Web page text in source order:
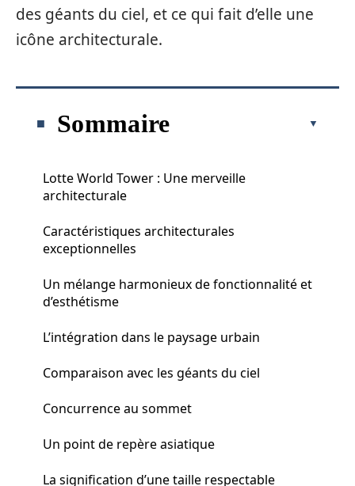
des géants du ciel, et ce qui fait d’elle une
icône architecturale.
Sommaire
Lotte World Tower : Une merveille
architecturale
Caractéristiques architecturales
exceptionnelles
Un mélange harmonieux de fonctionnalité et
d’esthétisme
L’intégration dans le paysage urbain
Comparaison avec les géants du ciel
Concurrence au sommet
Un point de repère asiatique
La signification d’une taille respectable